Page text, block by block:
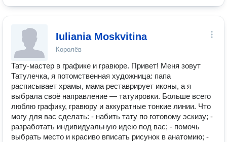
Iuliania Moskvitina
Королёв
Тату-мастер в графике и гравюре. Привет! Меня зовут
Татулечка, я потомственная художница: папа
расписывает храмы, мама реставрирует иконы, а я
выбрала своё направление — татуировки. Больше всего
люблю графику, гравюру и аккуратные тонкие линии. Что
могу для вас сделать: - набить тату по готовому эскизу; -
разработать индивидуальную идею под вас; - помочь
выбрать место и красиво вписать рисунок в анатомию; -